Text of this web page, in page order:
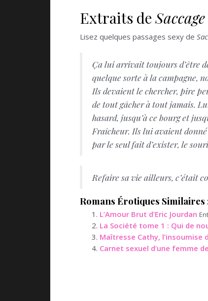
Extraits deSaccage
Lisez quelques passages sexy de
Ça lui arrivait toujours d’être
quelque sorte à la campagne,
Ils devaient le chercher, pire
de tout gâcher à tout jamais.
hasard, jusqu’à ce bourg et
Fraîcheur. Ils lui avaient donné
par le seul fait d’exister, le
Refaire sa vie ailleurs, c’était
Romans Érotiques Similaires
L’Amour Brut d’Eric Jourdan
La Société tome 1 : Qui de
Maîtresse Cathy, l’insoumise
Carnet sexuel d’une femme